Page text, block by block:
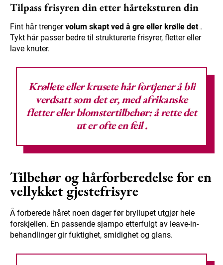
Tilpass frisyren din etter hårteksturen din
Fint hår trengervolum skapt ved å gre eller krølle det.
Tykt hår passer bedre til strukturerte frisyrer, fletter eller
lave knuter.
Krøllete eller krusete hår fortjener å bli
verdsatt som det er, med afrikanske
fletter eller blomstertilbehør:å rette det
ut er ofte en feil.
Tilbehør og hårforberedelse for en
vellykket gjestefrisyre
Å forberede håret noen dager før bryllupet utgjør hele
forskjellen. En passende sjampo etterfulgt av leave-in-
behandlinger gir fuktighet, smidighet og glans.